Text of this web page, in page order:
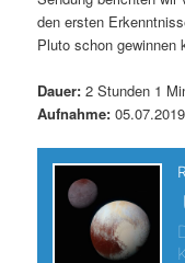
r
i
n
g
s
p
r
i
den ersten
Pluto schon gewinnen
Dauer: 2 Stunden 1
Aufnahme: 05.07.2019